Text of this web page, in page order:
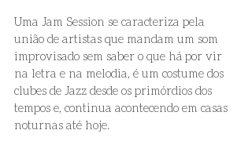
Uma Jam Session se caracteriza pela
união de artistas que mandam um som
improvisado sem saber o que há por vir
na letra e na melodia, é um costume dos
clubes de Jazz desde os primórdios dos
tempos e, continua acontecendo em casas
noturnas até hoje.